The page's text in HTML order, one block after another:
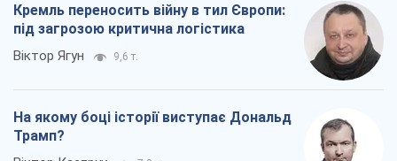
Кремль переносить війну в тил Європи:
під загрозою критична логістика
Віктор Ягун 9,6 т.
На якому боці історії виступає Дональд
Трамп?